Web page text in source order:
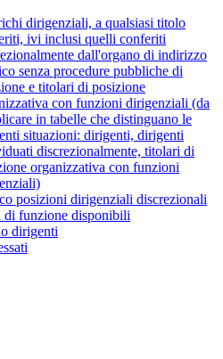
dirigenziali, a qualsiasi titolo
ivi inclusi quelli conferiti
dall'organo di indirizzo
senza procedure pubbliche di
e titolari di posizione
con funzioni dirigenziali (da
in tabelle che distinguano le
situazioni: dirigenti, dirigenti
discrezionalmente, titolari di
organizzativa con funzioni
posizioni dirigenziali discrezionali
di funzione disponibili
dirigenti